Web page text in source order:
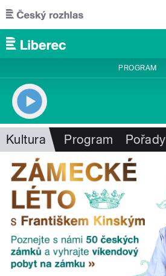
Přejít k hlavnímu obsahu
PROGRAM
Kultura Program Pořady